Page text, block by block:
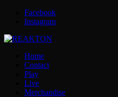
Facebook
Instagram
Home
Contact
Play
Live
Merchandise